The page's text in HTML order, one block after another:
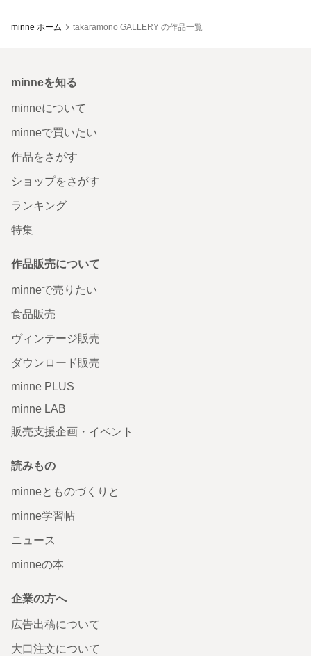
minne ホーム takaramono GALLERY の作品一覧
minneを知る
minneについて
minneで買いたい
作品をさがす
ショップをさがす
ランキング
特集
作品販売について
minneで売りたい
食品販売
ヴィンテージ販売
ダウンロード販売
minne PLUS
minne LAB
販売支援企画・イベント
読みもの
minneとものづくりと
minne学習帖
ニュース
minneの本
企業の方へ
広告出稿について
大口注文について